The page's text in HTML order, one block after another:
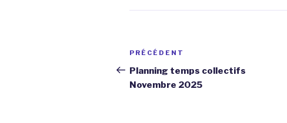
Navigation
de
l’article
Article
précédent
PRÉCÉDENT
Planning temps collectifs
Novembre 2025